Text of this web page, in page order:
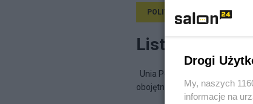
POLITYKA 7.10.2011, 19:17
List do
Unia Polityki Realnej
obojętnym. Pierwszy raz
Drogi
My, naszych
informacje na